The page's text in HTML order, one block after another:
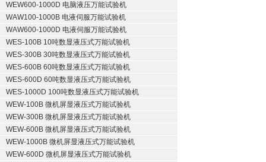
WEW600-1000D 电脑液压万能试验机
WAW100-1000B 电液伺服万能试验机
WAW600-1000D 电液伺服万能试验机
WES-100B 10吨数显液压式万能试验机
WES-300B 30吨数显液压式万能试验机
WES-600B 60吨数显液压式万能试验机
WES-600D 60吨数显液压式万能试验机
WES-1000D 100吨数显液压式万能试验机
WEW-100B 微机屏显液压式万能试验机
WEW-300B 微机屏显液压式万能试验机
WEW-600B 微机屏显液压式万能试验机
WEW-1000B 微机屏显液压式万能试验机
WEW-600D 微机屏显液压式万能试验机